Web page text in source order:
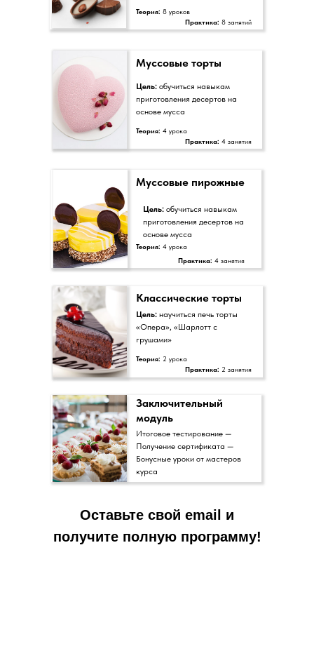
Классические торты
Цель: научиться печь торты
«Опера», «Шарлотт с
грушами»
Итоговое тестирование —
Получение сертификата —
Бонусные уроки от мастеров
курса
Заключительный
модуль
Оставьте свой email и
получите полную программу!
Теория: 8 уроков
Практика: 8 занятий
Теория: 2 урока
Практика: 2 занятия
Муссовые пирожные
Теория: 4 урока
Практика: 4 занятия
Муссовые торты
Цель: обучиться навыкам
приготовления десертов на
основе мусса
Практика: 4 занятия
Теория: 4 урока
Цель: обучиться навыкам
приготовления десертов на
основе мусса